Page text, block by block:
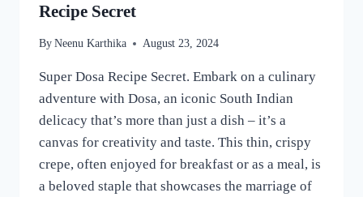
Recipe Secret
By Neenu Karthika August 23, 2024
Super Dosa Recipe Secret. Embark on a culinary
adventure with Dosa, an iconic South Indian
delicacy that’s more than just a dish – it’s a
canvas for creativity and taste. This thin, crispy
crepe, often enjoyed for breakfast or as a meal, is
a beloved staple that showcases the marriage of